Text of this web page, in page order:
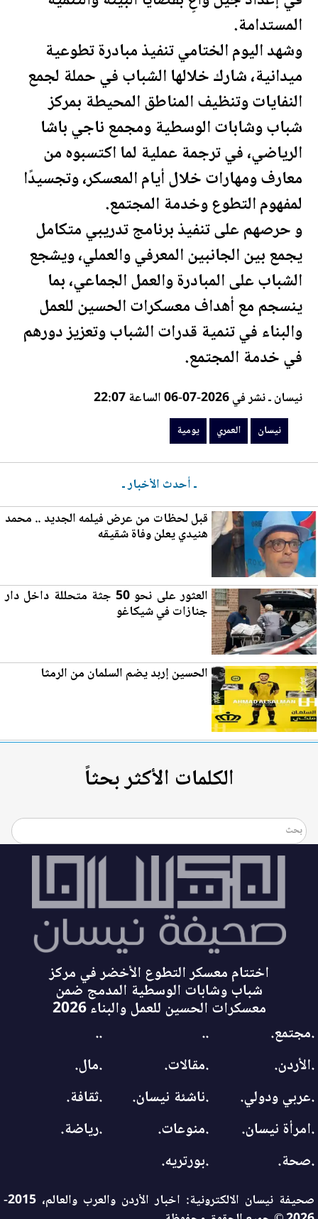
المستدامة.
وشهد اليوم الختامي تنفيذ مبادرة تطوعية
ميدانية، شارك خلالها الشباب في حملة لجمع
النفايات وتنظيف المناطق المحيطة بمركز
شباب وشابات الوسطية ومجمع ناجي باشا
الرياضي، في ترجمة عملية لما اكتسبوه من
معارف ومهارات خلال أيام المعسكر، وتجسيدًا
لمفهوم التطوع وخدمة المجتمع.
و حرصهم على تنفيذ برنامج تدريبي متكامل
يجمع بين الجانبين المعرفي والعملي، ويشجع
الشباب على المبادرة والعمل الجماعي، بما
ينسجم مع أهداف معسكرات الحسين للعمل
والبناء في تنمية قدرات الشباب وتعزيز دورهم
في خدمة المجتمع.
نيسان ـ نشر في 2026-07-06 الساعة 22:07
نيسان العمري يومية
ـ أحدث الأخبار ـ
قبل لحظات من عرض فيلمه الجديد .. محمد
هنيدي يعلن وفاة شقيقه
العثور على نحو 50 جثة متحللة داخل دار
جنازات في شيكاغو
الحسين إربد يضم السلمان من الرمثا
الكلمات الأكثر بحثاً
اختتام معسكر التطوع الأخضر في مركز
شباب وشابات الوسطية المدمج ضمن
معسكرات الحسين للعمل والبناء 2026
.مجتمع.
..
..
.الأردن.
.مقالات.
.مال.
.عربي ودولي.
.ناشئة نيسان.
.ثقافة.
.امرأة نيسان.
.منوعات.
.رياضة.
.صحة.
.بورتريه.
صحيفة نيسان الالكترونية: اخبار الأردن والعرب والعالم، 2015-